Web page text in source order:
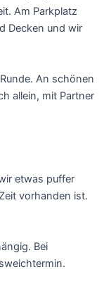
Am Parkplatz
Decken und wir
An schönen
allein, mit Partner
etwas puffer
vorhanden ist.
Bei